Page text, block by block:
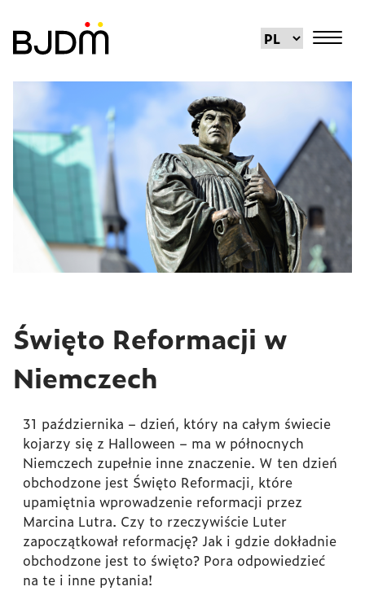
Święto Reformacji w
Niemczech
31 października – dzień, który na całym świecie
kojarzy się z Halloween – ma w północnych
Niemczech zupełnie inne znaczenie. W ten dzień
obchodzone jest Święto Reformacji, które
upamiętnia wprowadzenie reformacji przez
Marcina Lutra. Czy to rzeczywiście Luter
zapoczątkował reformację? Jak i gdzie dokładnie
obchodzone jest to święto? Pora odpowiedzieć
na te i inne pytania!